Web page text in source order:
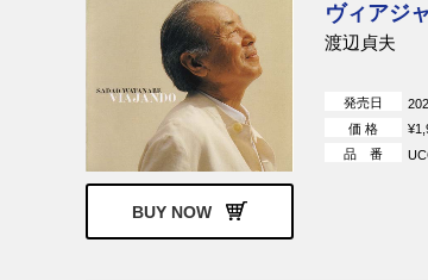
BUY NOW
ヴィアジ
渡辺貞夫
発売日
価 格
品 番